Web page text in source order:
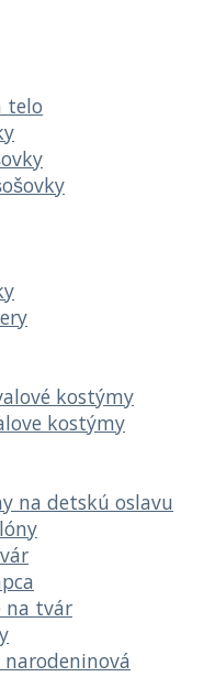
telo
kostýmy
kostýmy
na detskú oslavu
na tvár
narodeninová